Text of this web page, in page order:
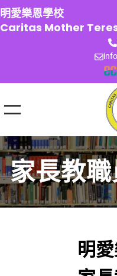
跳
至
主
明愛樂恩學校
Caritas Mother
家長教
明